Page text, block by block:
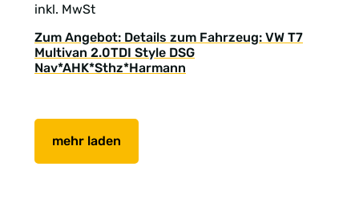
inkl. MwSt
Zum Angebot: Details zum Fahrzeug: VW T7
Multivan 2.0TDI Style DSG
Nav*AHK*Sthz*Harmann
mehr laden